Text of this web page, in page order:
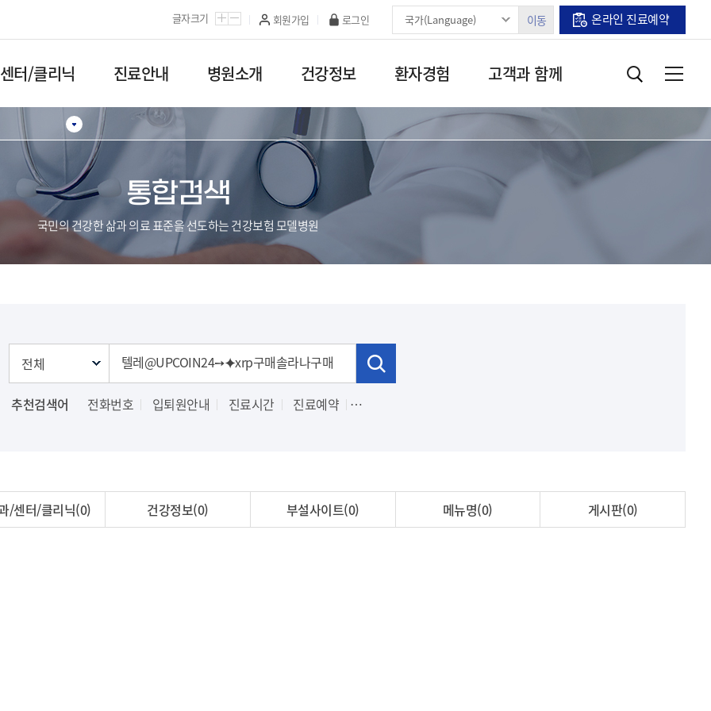
카피라이트로 가기
글자크기 회원가입 로그인 이동 온라인 진료예약
터/클리닉 진료안내 병원소개 건강정보 환자경험 고객과 함께
통합검색
국민의 건강한 삶과 의료 표준을 선도하는 건강보험 모델병원
추천검색어 전화번호 입퇴원안내 진료시간 진료예약
/센터/클리닉(0) 건강정보(0) 부설사이트(0) 메뉴명(0) 게시판(0)